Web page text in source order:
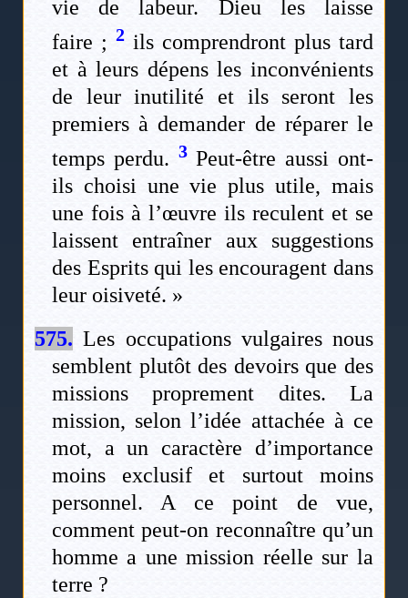
vie de labeur. Dieu les laisse
faire ; 2ils comprendront plus tard
et à leurs dépens les inconvénients
de leur inutilité et ils seront les
premiers à demander de réparer le
temps perdu. 3Peut-être aussi ont-
ils choisi une vie plus utile, mais
une fois à l’œuvre ils reculent et se
laissent entraîner aux suggestions
des Esprits qui les encouragent dans
leur oisiveté. »
575. Les occupations vulgaires nous
semblent plutôt des devoirs que des
missions proprement dites. La
mission, selon l’idée attachée à ce
mot, a un caractère d’importance
moins exclusif et surtout moins
personnel. A ce point de vue,
comment peut-on reconnaître qu’un
homme a une mission réelle sur la
terre ?